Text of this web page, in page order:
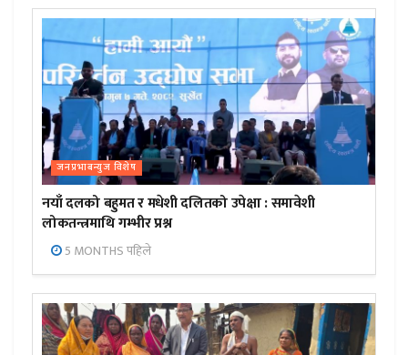
जनप्रभाबन्युज विशेष
नयाँ दलको बहुमत र मधेशी दलितको उपेक्षा : समावेशी
लोकतन्त्रमाथि गम्भीर प्रश्न
5 MONTHS पहिले